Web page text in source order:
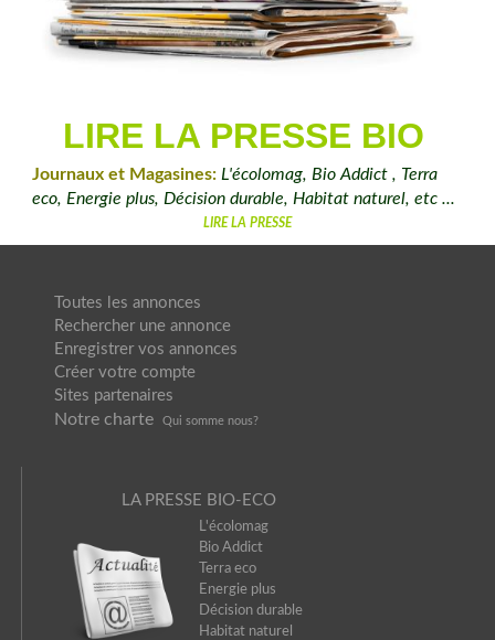
LIRE LA PRESSE BIO
Journaux et Magasines: L'écolomag, Bio Addict , Terra
eco, Energie plus, Décision durable, Habitat naturel, etc ...
LIRE LA PRESSE
Toutes les annonces
Rechercher une annonce
Enregistrer vos annonces
Créer votre compte
Sites partenaires
Notre charte Qui somme nous?
LA PRESSE BIO-ECO
L'écolomag
Bio Addict
Terra eco
Energie plus
Décision durable
Habitat naturel